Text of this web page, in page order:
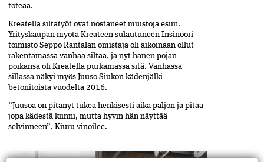
toteaa.
Kreatella siltatyöt ovat nostaneet muistoja esiin.
Yrityskaupan myötä Kreateen sulautuneen Insinööri­
toimisto Seppo Rantalan omistaja oli aikoinaan ollut
rakentamassa vanhaa siltaa, ja nyt hänen pojan­
poikansa oli Kreatella purkamassa sitä. Vanhassa
sillassa näkyi myös Juuso Siukon kädenjälki
betonitöistä vuodelta 2016.
”Juusoa on pitänyt tukea henkisesti aika paljon ja pitää
jopa kädestä kiinni, mutta hyvin hän näyttää
selvinneen”, Kiuru vinoilee.